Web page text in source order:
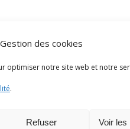
Gestion des cookies
optimiser notre site web et notre
.
Refuser Voir les
CNRS|